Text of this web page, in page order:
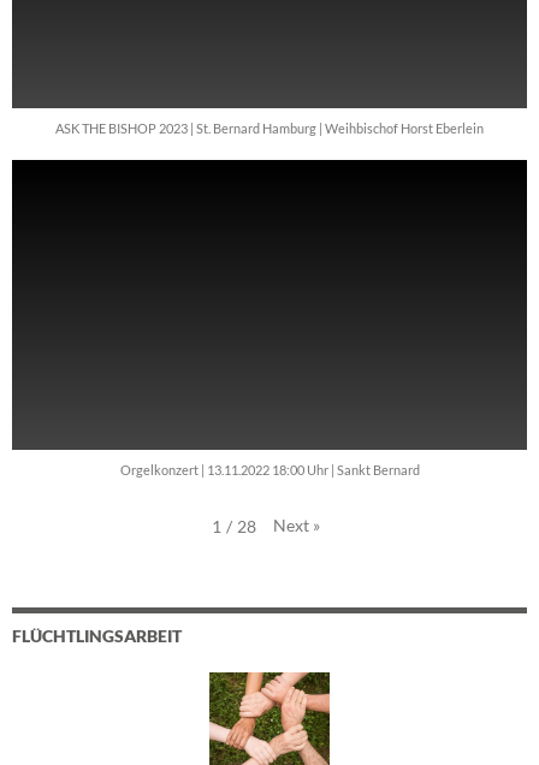
ASK THE BISHOP 2023 | St. Bernard Hamburg | Weihbischof Horst Eberlein
Orgelkonzert | 13.11.2022 18:00 Uhr | Sankt Bernard
1 / 28 Next »
FLÜCHTLINGSARBEIT